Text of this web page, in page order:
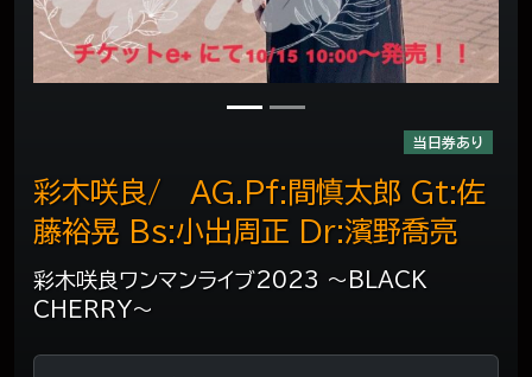
当日券あり
彩木咲良ワンマンライブ2023 〜BLACK
CHERRY〜
彩木咲良/ AG.Pf:間慎太郎 Gt:佐
藤裕晃 Bs:小出周正 Dr:濱野喬亮